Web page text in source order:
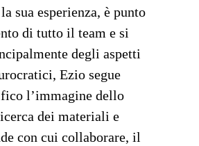
sua esperienza, è punto
di tutto il team e si
degli aspetti
Ezio segue
l’immagine dello
dei materiali e
con cui collaborare, il